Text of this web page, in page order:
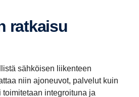
sähköisen liikenteen
niin ajoneuvot, palvelut kuin
integroituna ja